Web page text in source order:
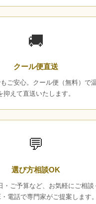
🚚
クール便直送
ご安心。クール便（無料）で
抑えて直送いたします。
💬
選び方相談OK
・ご予算など、お気軽にご相談
電話で専門家がご提案します。